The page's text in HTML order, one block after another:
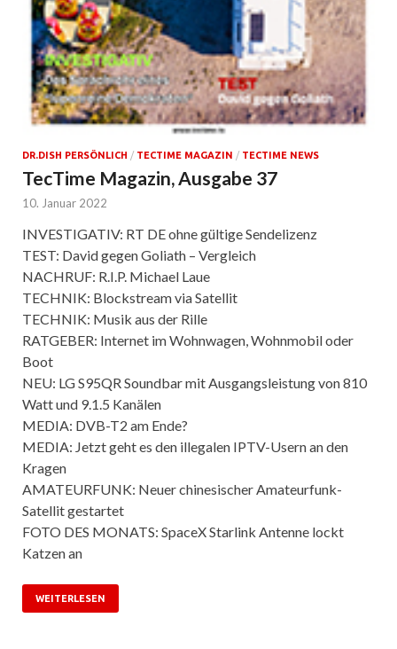
DR.DISH PERSÖNLICH / TECTIME MAGAZIN / TECTIME NEWS
TecTime Magazin, Ausgabe 37
10. Januar 2022
INVESTIGATIV: RT DE ohne gültige Sendelizenz
TEST: David gegen Goliath – Vergleich
NACHRUF: R.I.P. Michael Laue
TECHNIK: Blockstream via Satellit
TECHNIK: Musik aus der Rille
RATGEBER: Internet im Wohnwagen, Wohnmobil oder
Boot
NEU: LG S95QR Soundbar mit Ausgangsleistung von 810
Watt und 9.1.5 Kanälen
MEDIA: DVB-T2 am Ende?
MEDIA: Jetzt geht es den illegalen IPTV-Usern an den
Kragen
AMATEURFUNK: Neuer chinesischer Amateurfunk-
Satellit gestartet
FOTO DES MONATS: SpaceX Starlink Antenne lockt
Katzen an
WEITERLESEN